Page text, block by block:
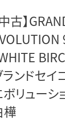
はこちら
リックスクエア札
ちら
中古】
ンドセイ
リューシ
樺